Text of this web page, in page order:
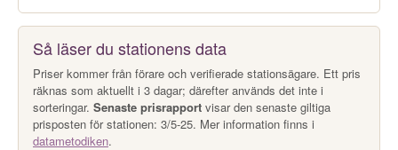
Så läser du stationens data
Priser kommer från förare och verifierade stationsägare. Ett pris
räknas som aktuellt i 3 dagar; därefter används det inte i
sorteringar. Senaste prisrapport visar den senaste giltiga
prisposten för stationen: 3/5-25. Mer information finns i
datametodiken.